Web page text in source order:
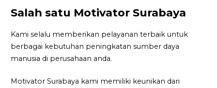
Salah satu Motivator Surabaya
Kami selalu memberikan pelayanan terbaik untuk
berbagai kebutuhan peningkatan sumber daya
manusia di perusahaan anda.
Motivator Surabaya kami memiliki keunikan dari